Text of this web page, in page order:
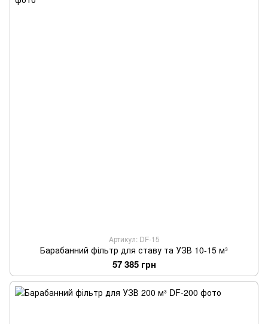
Артикул: DF-15
Барабанний фільтр для ставу та УЗВ 10-15 м³
57 385 грн